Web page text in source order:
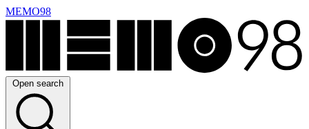
MEMO98
Open search